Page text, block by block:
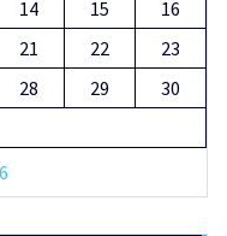
14 15
16
21 22
23
28 29
30